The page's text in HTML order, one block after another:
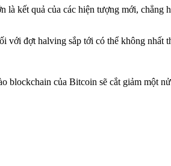
là kết quả của các hiện tượng mới,
với đợt halving sắp tới có thể không nhất
blockchain của Bitcoin sẽ cắt giảm một